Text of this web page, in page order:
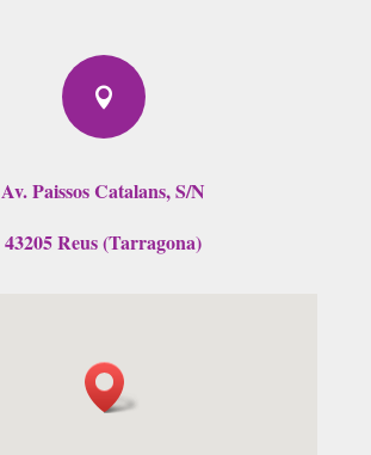

Av. Paissos Catalans, S/N
43205 Reus (Tarragona)